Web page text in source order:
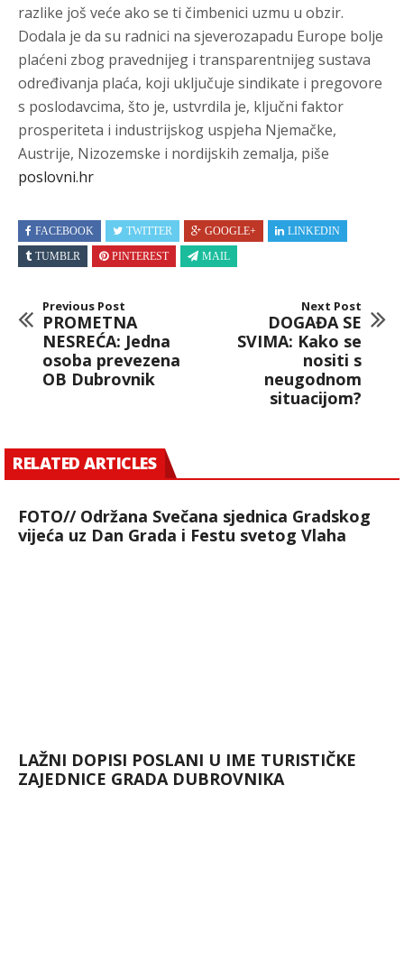
razlike još veće ako se ti čimbenici uzmu u obzir.
Dodala je da su radnici na sjeverozapadu Europe bolje
plaćeni zbog pravednijeg i transparentnijeg sustava
određivanja plaća, koji uključuje sindikate i pregovore
s poslodavcima, što je, ustvrdila je, ključni faktor
prosperiteta i industrijskog uspjeha Njemačke,
Austrije, Nizozemske i nordijskih zemalja, piše
poslovni.hr
FACEBOOK TWITTER GOOGLE+
LINKEDIN
TUMBLR
PINTEREST MAIL
Previous Post
PROMETNA
NESREĆA: Jedna
osoba prevezena
OB Dubrovnik
Next Post
DOGAĐA SE
SVIMA: Kako se
nositi s
neugodnom
situacijom?
RELATED ARTICLES
FOTO// Održana Svečana sjednica Gradskog
vijeća uz Dan Grada i Festu svetog Vlaha
LAŽNI DOPISI POSLANI U IME TURISTIČKE
ZAJEDNICE GRADA DUBROVNIKA